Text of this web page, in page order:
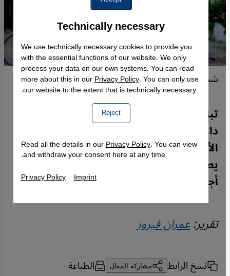
شخصان في ملابس ملطخة بالدماء.
تبنى الطالبان في معركتهم ضد خلية أفغانية
داعشية تكتيكات عدوهم السابق -الحكومة
الأفغانية السابقة وحليفتها الأمريكية- فهل
يصل ذلك إلى تلقيهم دعما حتى من أطراف
أجنبية؟ تحليل عمران فيروز لموقع قنطرة.
تقرير:عمران فيروز
نسخ الرابط مشاركة المقال الطباعة
Technically necessary
We use technically necessary cookies to provide you
with the essential functions of our website. We only
process your data on our own systems. You can read
more about this in ourPrivacy Policy. You can only use
our website to the extent that is technically necessary.
Reject
Google Maps Embed
Read all the details in ourPrivacy Policy. You can view
and withdraw your consent here at any time.
Privacy Policy Imprint